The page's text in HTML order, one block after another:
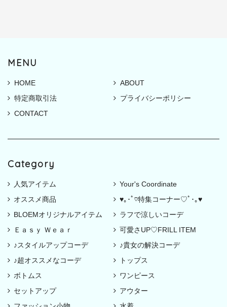
MENU
HOME
ABOUT
特定商取引法
プライバシーポリシー
CONTACT
Category
人気アイテム
Your's Coordinate
オススメ商品
♥｡･ﾟ♡特集コーナー♡ﾟ･｡♥
BLOEMオリジナルアイテム
ラフで涼しいコーデ
Ｅａｓｙ Ｗｅａｒ
可愛さUP♡FRILL ITEM
♪スタイルアップコーデ
♪貴女の解決コーデ
♪超オススメなコーデ
トップス
ボトムス
ワンピース
セットアップ
アウター